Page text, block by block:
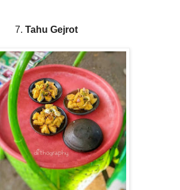
7. Tahu Gejrot